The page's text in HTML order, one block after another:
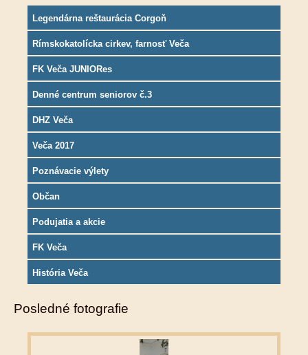
Legendárna reštaurácia Corgoň
Rímskokatolícka cirkev, farnosť Veča
FK Veča JUNIORes
Denné centrum seniorov č.3
DHZ Veča
Veča 2017
Poznávacie výlety
Občan
Podujatia a akcie
FK Veča
História Veča
Posledné fotografie